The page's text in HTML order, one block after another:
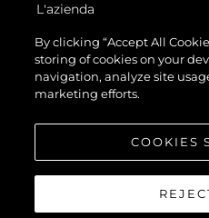
L'azienda
Il Team
Lifestyle
Heritage
By clicking “Accept All
storing of cookies on your
navigation, analyze site
marketing efforts.
COOKIES